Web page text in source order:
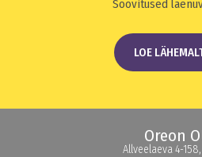
Soovitused
LOE
Oreon
Allveelaeva 4-